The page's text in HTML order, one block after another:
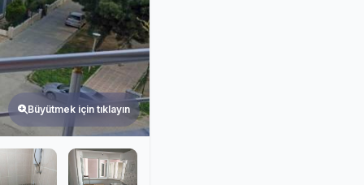
Büyütmek için tıklayın